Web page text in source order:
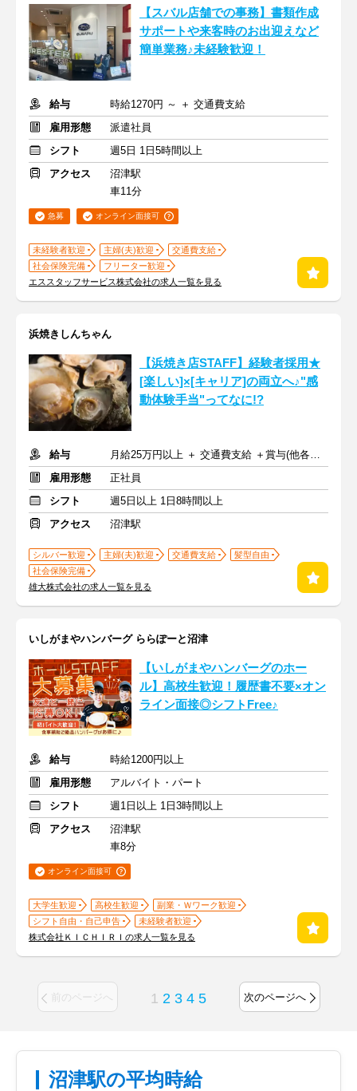
【スバル店舗での事務】書類作成
サポートや来客時のお出迎えなど
簡単業務♪未経験歓迎！
給与
時給1270円 ～ ＋ 交通費支給
雇用形態
派遣社員
シフト
週5日 1日5時間以上
アクセス
沼津駅
車11分
急募 オンライン面接可
未経験者歓迎 主婦(夫)歓迎
交通費支給
社会保険完備
フリーター歓迎
エススタッフサービス株式会社の求人一覧を見る
浜焼きしんちゃん
【浜焼き店STAFF】経験者採用★
[楽しい]×[キャリア]の両立へ♪"感
動体験手当"ってなに!?
給与
月給25万円以上 ＋ 交通費支給 ＋賞与(他各種手当)
雇用形態
正社員
シフト
週5日以上 1日8時間以上
アクセス
沼津駅
シルバー歓迎 主婦(夫)歓迎 交通費支給
髪型自由
社会保険完備
雄大株式会社の求人一覧を見る
いしがまやハンバーグ ららぽーと沼津
【いしがまやハンバーグのホー
ル】高校生歓迎！履歴書不要×オン
ライン面接◎シフトFree♪
給与
時給1200円以上
雇用形態
アルバイト・パート
シフト
週1日以上 1日3時間以上
アクセス
沼津駅
車8分
オンライン面接可
大学生歓迎 高校生歓迎
副業・Ｗワーク歓迎
シフト自由・自己申告
未経験者歓迎
株式会社ＫＩＣＨＩＲＩの求人一覧を見る
前のページへ 1 2 3 4 5 次のページへ
沼津駅の平均時給